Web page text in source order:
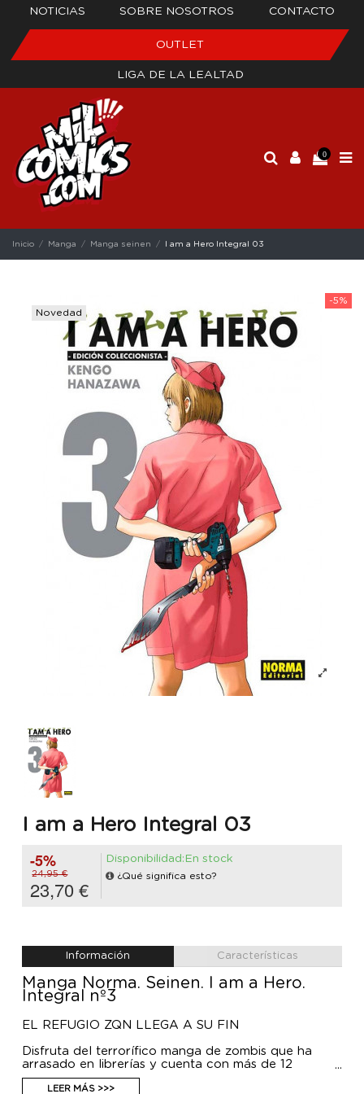
NOTICIAS SOBRE NOSOTROS CONTACTO
OUTLET
LIGA DE LA LEALTAD
0
Inicio Manga Manga seinen I am a Hero Integral 03
-5%
Novedad
I am a Hero Integral 03
-5%
24,95 €
23,70 €
Disponibilidad:En stock
¿Qué significa esto?
Información Características
Manga Norma. Seinen. I am a Hero.
Integral nº3
EL REFUGIO ZQN LLEGA A SU FIN
Disfruta del terrorífico manga de zombis que ha
arrasado en librerías y cuenta con más de 12
millones de copias vendidas en todo el mundo,
ahora en una espectacular nueva edición integral
LEER MÁS >>>